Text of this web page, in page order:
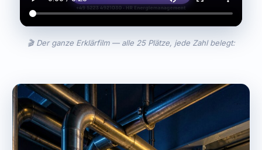
🎬 Der ganze Erklärfilm — alle 25 Plätze, jede Zahl belegt: